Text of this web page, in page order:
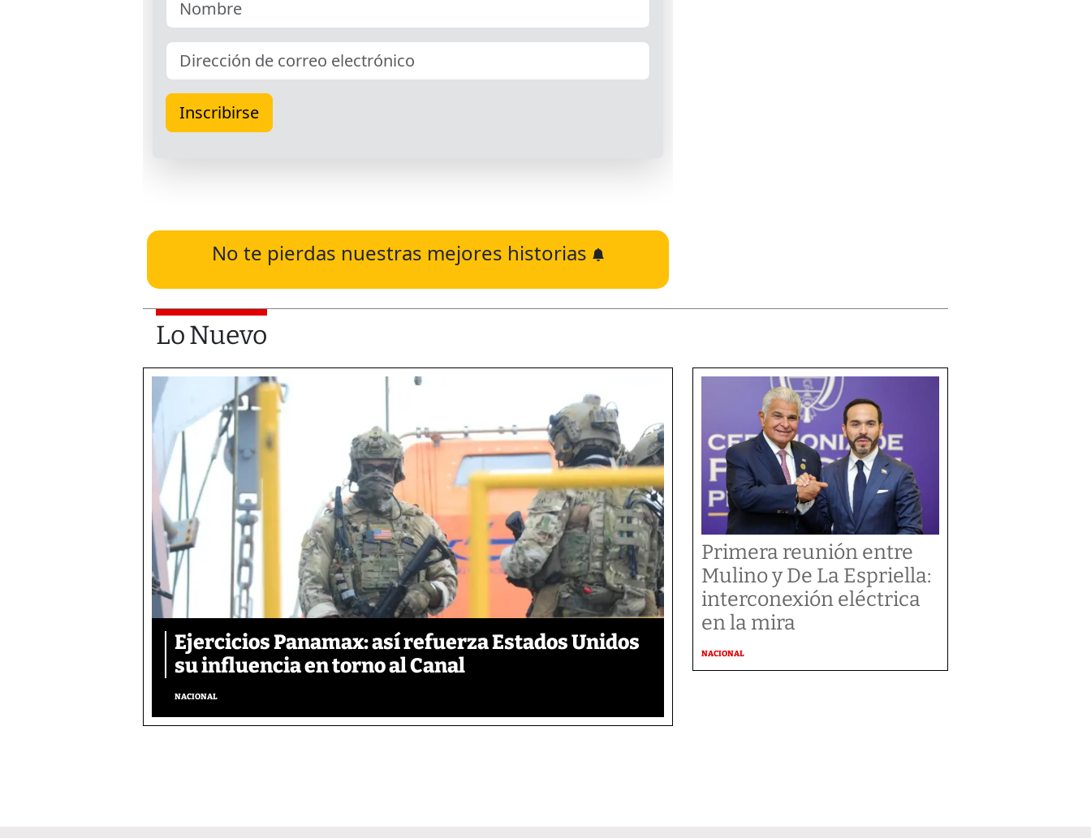
No te pierdas nuestras mejores historias
Lo Nuevo
Ejercicios Panamax: así refuerza Estados Unidos
su influencia en torno al Canal
NACIONAL
Primera reunión entre
Mulino y De La Espriella:
interconexión eléctrica
en la mira
NACIONAL